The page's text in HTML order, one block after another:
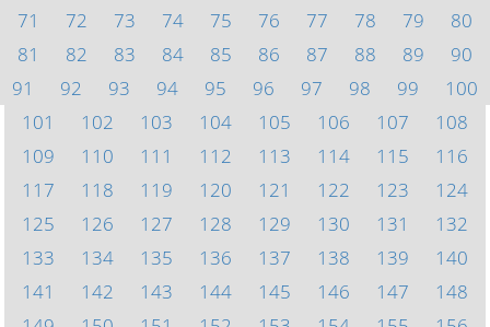
71
72 73 74 75 76 77 78 79
80
81
82 83 84 85 86 87 88 89
90
91
92 93 94 95 96 97 98 99
100
101
102 103 104 105 106 107
108
109
110 111 112 113 114 115
116
117
118 119 120 121 122 123
124
125
126 127 128 129 130 131
132
133
134 135 136 137 138 139
140
141
142 143 144 145 146 147
148